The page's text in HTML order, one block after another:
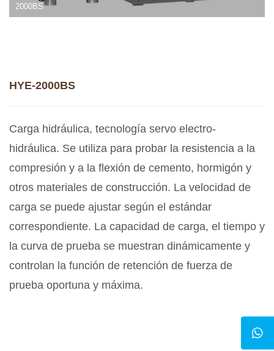
2000BS
HYE-2000BS
Carga hidráulica, tecnología servo electro-
hidráulica. Se utiliza para probar la resistencia a la
compresión y a la flexión de cemento, hormigón y
otros materiales de construcción. La velocidad de
carga se puede ajustar según el estándar
correspondiente. La capacidad de carga, el tiempo y
la curva de prueba se muestran dinámicamente y
controlan la función de retención de fuerza de
prueba oportuna y máxima.